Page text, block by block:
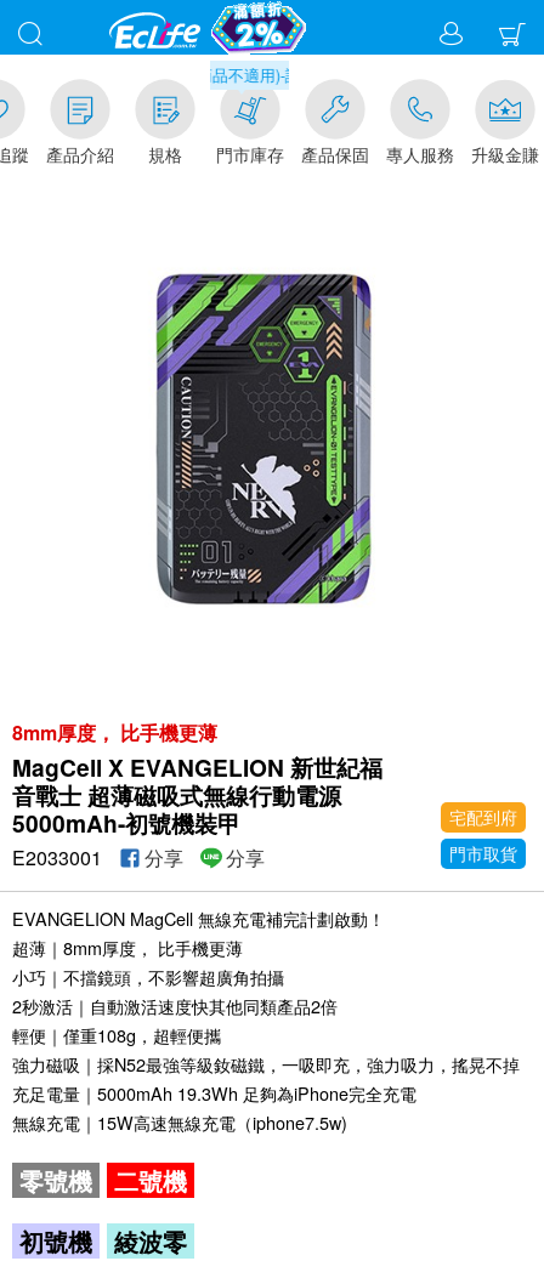
蹤 產品介紹 規格
門市取貨現折1%(部分商品不適用)-請點我看
門市庫存 產品保固 專人服務 升級金賺
8mm厚度， 比手機更薄
MagCell X EVANGELION 新世紀福
音戰士 超薄磁吸式無線行動電源
5000mAh-初號機裝甲
宅配到府
門市取貨
E2033001 分享 分享
EVANGELION MagCell 無線充電補完計劃啟動！
超薄｜8mm厚度， 比手機更薄
小巧｜不擋鏡頭，不影響超廣角拍攝
2秒激活｜自動激活速度快其他同類產品2倍
輕便｜僅重108g，超輕便攜
強力磁吸｜採N52最強等級釹磁鐵，一吸即充，強力吸力，搖晃不掉
充足電量｜5000mAh 19.3Wh 足夠為iPhone完全充電
無線充電｜15W高速無線充電（iphone7.5w)
零號機
二號機
初號機
綾波零